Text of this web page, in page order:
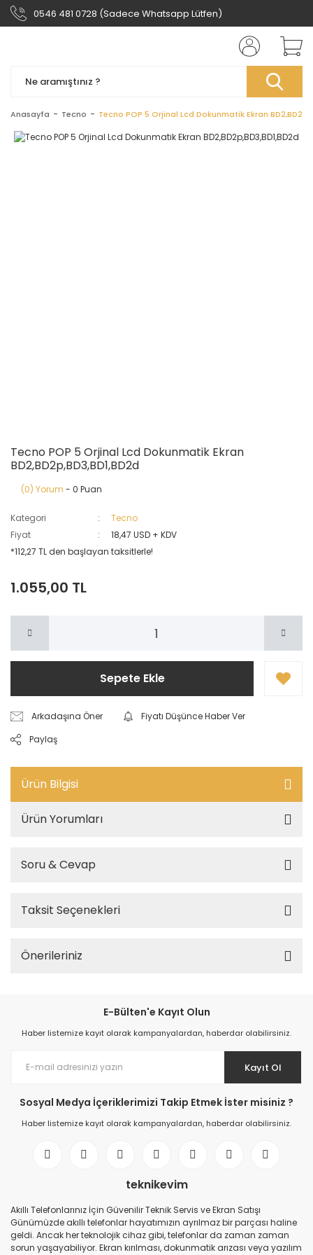
0546 481 0728 (Sadece Whatsapp Lütfen)
Anasayfa Tecno Tecno POP 5 Orjinal Lcd Dokunmatik Ekran
Tecno POP 5 Orjinal Lcd Dokunmatik Ekran
BD2,BD2p,BD3,BD1,BD2d
(0) Yorum - 0 Puan
Kategori
Tecno
Fiyat
18,47 USD + KDV
*112,27 TL den başlayan taksitlerle!
1.055,00 TL
Sepete Ekle
Arkadaşına Öner
Fiyatı Düşünce Haber Ver
Paylaş
Ürün Bilgisi
Ürün Yorumları
Soru & Cevap
Taksit Seçenekleri
Önerileriniz
E-Bülten'e Kayıt Olun
Haber listemize kayıt olarak kampanyalardan, haberdar olabilirsiniz.
Kayıt Ol
Sosyal Medya İçeriklerimizi Takip Etmek İster misiniz ?
Haber listemize kayıt olarak kampanyalardan, haberdar olabilirsiniz.
teknikevim
Akıllı Telefonlarınız İçin Güvenilir Teknik Servis ve Ekran Satışı
Günümüzde akıllı telefonlar hayatımızın ayrılmaz bir parçası haline
geldi. Ancak her teknolojik cihaz gibi, telefonlar da zaman zaman
sorun yaşayabiliyor. Ekran kırılması, dokunmatik arızası veya yazılım